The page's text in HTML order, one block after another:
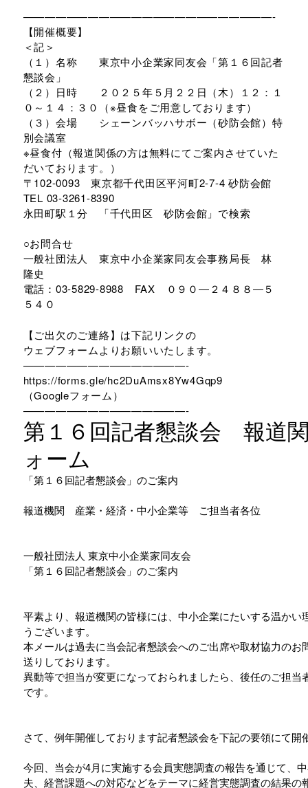
———————————————————————-
【開催概要】
＜記＞
（１）名称 東京中小企業家同友会「第１６回記者
懇談会」
（２）日時 ２０２５年５月２２日（木）１２：１
０～１４：３０（※昼食をご用意しております）
（３）会場 シェーンバッハサボー（砂防会館）特
別会議室
※昼食付（報道関係の方は無料にてご案内させていた
だいております。）
〒102-0093 東京都千代田区平河町2-7-4 砂防会館
TEL 03-3261-8390
永田町駅１分 「千代田区 砂防会館」で検索
○お問合せ
一般社団法人 東京中小企業家同友会事務局長 林
隆史
電話：03-5829-8988 FAX ０９０―２４８８―５
５４０
【ご出欠のご連絡】は下記リンクの
ウェブフォームよりお願いいたします。
———————————————-
https://forms.gle/hc2DuAmsx8Yw4Gqp9
（Googleフォーム）
———————————————-